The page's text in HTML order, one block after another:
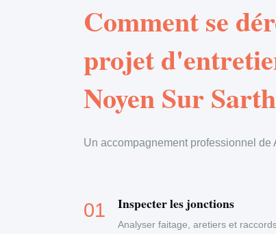
Comment se
projet
Noyen Sur
Un accompagnement professionnel de
Inspecter les jonctions
Analyser faitage, aretiers et